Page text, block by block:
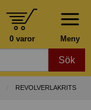
Meny
0 varor
Sök
REVOLVERLAKRITS